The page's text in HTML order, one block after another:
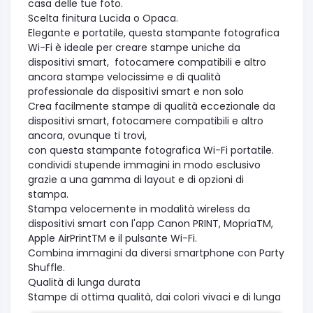
casa delle tue foto.
Scelta finitura Lucida o Opaca.
Elegante e portatile, questa stampante fotografica
Wi-Fi è ideale per creare stampe uniche da
dispositivi smart, fotocamere compatibili e altro
ancora stampe velocissime e di qualità
professionale da dispositivi smart e non solo
Crea facilmente stampe di qualità eccezionale da
dispositivi smart, fotocamere compatibili e altro
ancora, ovunque ti trovi,
con questa stampante fotografica Wi-Fi portatile.
condividi stupende immagini in modo esclusivo
grazie a una gamma di layout e di opzioni di
stampa.
Stampa velocemente in modalità wireless da
dispositivi smart con l'app Canon PRINT, MopriaTM,
Apple AirPrintTM e il pulsante Wi-Fi.
Combina immagini da diversi smartphone con Party
Shuffle.
Qualità di lunga durata
Stampe di ottima qualità, dai colori vivaci e di lunga